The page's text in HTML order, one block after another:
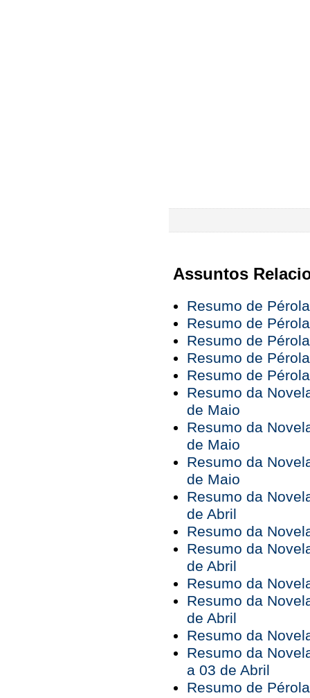
Assuntos
Resumo de
Resumo de
Resumo de
Resumo de
Resumo de
Resumo da
de Maio
Resumo da
de Maio
Resumo da
de Maio
Resumo da
de Abril
Resumo da
Resumo da
de Abril
Resumo da
Resumo da
de Abril
Resumo da
Resumo da
a 03 de Abril
Resumo de